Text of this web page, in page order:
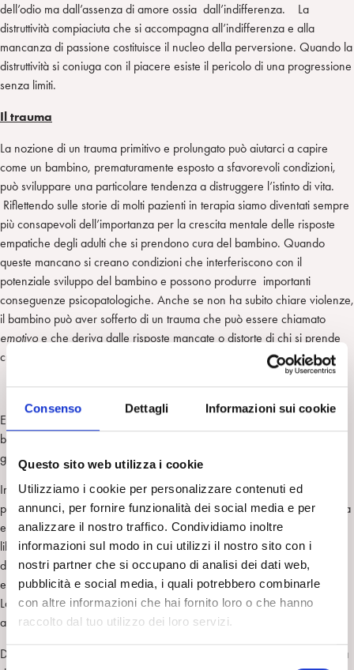
Consenso Dettagli Informazioni sui cookie
Questo sito web utilizza i cookie
Utilizziamo i cookie per personalizzare contenuti ed
annunci, per fornire funzionalità dei social media e per
analizzare il nostro traffico. Condividiamo inoltre
informazioni sul modo in cui utilizzi il nostro sito con i
nostri partner che si occupano di analisi dei dati web,
pubblicità e social media, i quali potrebbero combinarle
con altre informazioni che hai fornito loro o che hanno
raccolto dal tuo utilizzo dei loro servizi.
dell’odio ma dall’assenza di amore ossia dall’indifferenza. La
distruttività compiaciuta che si accompagna all’indifferenza e alla
mancanza di passione costituisce il nucleo della perversione. Quando la
distruttività si coniuga con il piacere esiste il pericolo di una progressione
senza limiti.
Il trauma
La nozione di un trauma primitivo e prolungato può aiutarci a capire
come un bambino, prematuramente esposto a sfavorevoli condizioni,
può sviluppare una particolare tendenza a distruggere l’istinto di vita.
Riflettendo sulle storie di molti pazienti in terapia siamo diventati sempre
più consapevoli dell’importanza per la crescita mentale delle risposte
empatiche degli adulti che si prendono cura del bambino. Quando
queste mancano si creano condizioni che interferiscono con il
potenziale sviluppo del bambino e possono produrre importanti
conseguenze psicopatologiche. Anche se non ha subito chiare violenze,
il bambino può aver sofferto di un trauma che può essere chiamato
emotivoe che deriva dalle risposte mancate o distorte di chi si prende
cura di lui.
E’ possibile pensare che la sofferenza prolungata di un piccolo
bambino che non riceve un risposta empatica dalla madre possa
generare un nucleo di auto-distruttività.
In questi casi l’attacco al sé vitale e libidico può essere una difesa
paradossale tesa a mettere fine a una sofferenza intollerabile. La rabbia
e l’odio diretti all’inizio contro la madre vengono spostati contro il sé
libidico ritenuto responsabile della sofferenza. E’ possibile che questa
dinamica che si sviluppa nelle prime fasi della vita sia destinata ad
esplodere più avanti quando si creano situazioni traumatiche analoghe.
La rabbia inconsapevole può annullare la pulsione di vita e spingere
alcuni individui a idealizzare la morte in uno stato d’animo euforico.
Da questo punto di vista la fascinazione verso la morte rappresenta una